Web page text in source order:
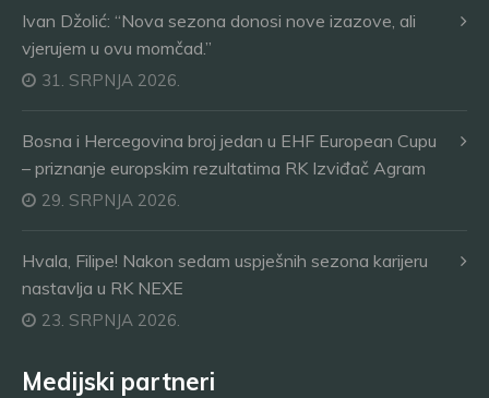
Ivan Džolić: “Nova sezona donosi nove izazove, ali
vjerujem u ovu momčad.”
31. SRPNJA 2026.
Bosna i Hercegovina broj jedan u EHF European Cupu
– priznanje europskim rezultatima RK Izviđač Agram
29. SRPNJA 2026.
Hvala, Filipe! Nakon sedam uspješnih sezona karijeru
nastavlja u RK NEXE
23. SRPNJA 2026.
Medijski partneri